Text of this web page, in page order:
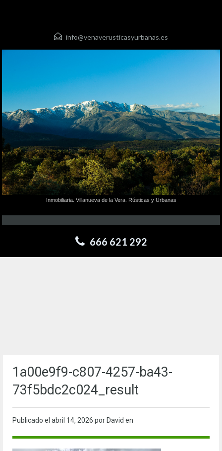
info@venaverusticasyurbanas.es
Inmobiliaria. Villanueva de la Vera. Rústicas y Urbanas
666 621 292
1a00e9f9-c807-4257-ba43-
73f5bdc2c024_result
Publicado el abril 14, 2026 por David en